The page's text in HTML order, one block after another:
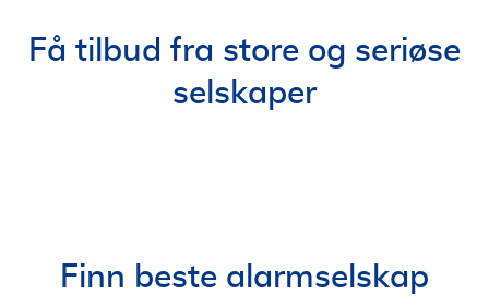
Få tilbud fra store og seriøse
selskaper
Finn beste alarmselskap